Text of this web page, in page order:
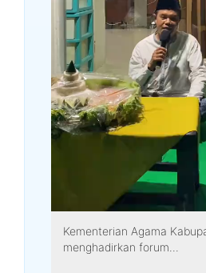
Kementerian Agama
menghadirkan forum...